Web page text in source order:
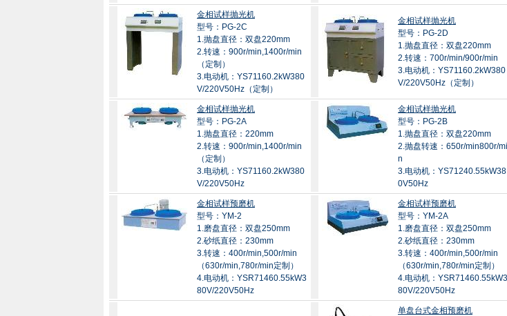
金相试样抛光机
型号：PG-2C
1.抛盘直径：双盘220mm
2.转速：900r/min,1400r/min
（定制）
3.电动机：YS71160.2kW380
V/220V50Hz（定制）
金相试样抛光机
型号：PG-2D
1.抛盘直径：双盘220mm
2.转速：700r/min/900r/min
3.电动机：YS71160.2kW380
V/220V50Hz（定制）
金相试样抛光机
型号：PG-2A
1.抛盘直径：220mm
2.转速：900r/min,1400r/min
（定制）
3.电动机：YS71160.2kW380
V/220V50Hz
金相试样抛光机
型号：PG-2B
1.抛盘直径：双盘220mm
2.抛盘转速：650r/min800r/mi
n
3.电动机：YS71240.55kW38
0V50Hz
金相试样预磨机
型号：YM-2
1.磨盘直径：双盘250mm
2.砂纸直径：230mm
3.转速：400r/min,500r/min
（630r/min,780r/min定制）
4.电动机：YSR71460.55kW3
80V/220V50Hz
金相试样预磨机
型号：YM-2A
1.磨盘直径：双盘250mm
2.砂纸直径：230mm
3.转速：400r/min,500r/min
（630r/min,780r/min定制）
4.电动机：YSR71460.55kW3
80V/220V50Hz
单盘台式金相预磨机